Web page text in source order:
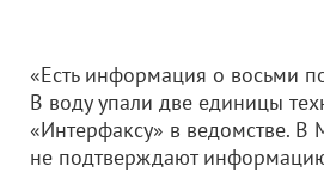
«Есть информация о восьми
В воду упали две единицы
«Интерфаксу» в ведомстве. В
не подтверждают